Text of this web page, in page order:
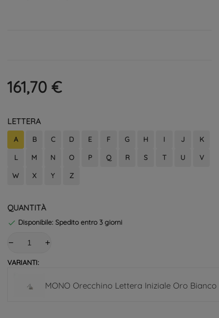
161,70 €
LETTERA
A B C D E F G H I J K
L M N O P Q R S T U V
W X Y Z
QUANTITÀ
 Disponibile: Spedito entro 3 giorni
VARIANTI:
MONO Orecchino Lettera Iniziale Oro Bianco